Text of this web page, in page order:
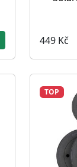
449 Kč
TOP